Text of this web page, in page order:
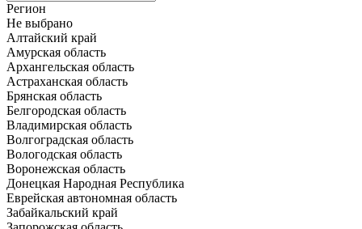
Регион
Не выбрано
Алтайский край
Амурская область
Архангельская область
Астраханская область
Брянская область
Белгородская область
Владимирская область
Волгоградская область
Вологодская область
Воронежская область
Донецкая Народная Республика
Еврейская автономная область
Забайкальский край